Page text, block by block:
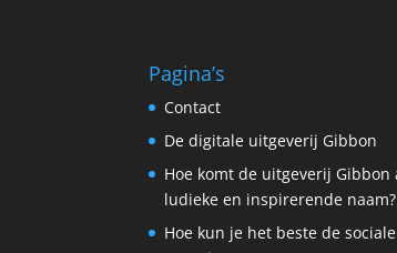
Pagina’s
Contact
De digitale uitgeverij Gibbon
Hoe komt de uitgeverij Gibbon
ludieke en inspirerende naam?
Hoe kun je het beste de